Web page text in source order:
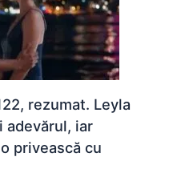
rezumat. Leyla
adevărul, iar
privească cu